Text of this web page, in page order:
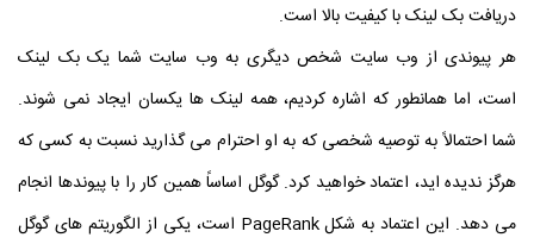
دریافت بک لینک با کیفیت بالا است.
هر پیوندی از وب سایت شخص دیگری به وب سایت شما یک بک لینک
است، اما همانطور که اشاره کردیم، همه لینک ها یکسان ایجاد نمی شوند.
شما احتمالاً به توصیه شخصی که به او احترام می گذارید نسبت به کسی که
هرگز ندیده اید، اعتماد خواهید کرد. گوگل اساساً همین کار را با پیوندها انجام
می دهد. این اعتماد به شکل PageRank است، یکی از الگوریتم های گوگل